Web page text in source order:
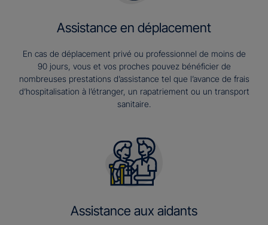
Assistance en déplacement
En cas de déplacement privé ou professionnel de moins de
90 jours, vous et vos proches pouvez bénéficier de
nombreuses prestations d’assistance tel que l’avance de frais
d’hospitalisation à l’étranger, un rapatriement ou un transport
sanitaire.
Assistance aux aidants